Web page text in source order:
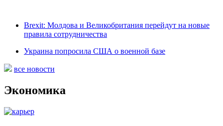
Brexit: Молдова и Великобритания перейдут на новые
правила сотрудничества
Украина попросила США о военной базе
все новости
Экономика